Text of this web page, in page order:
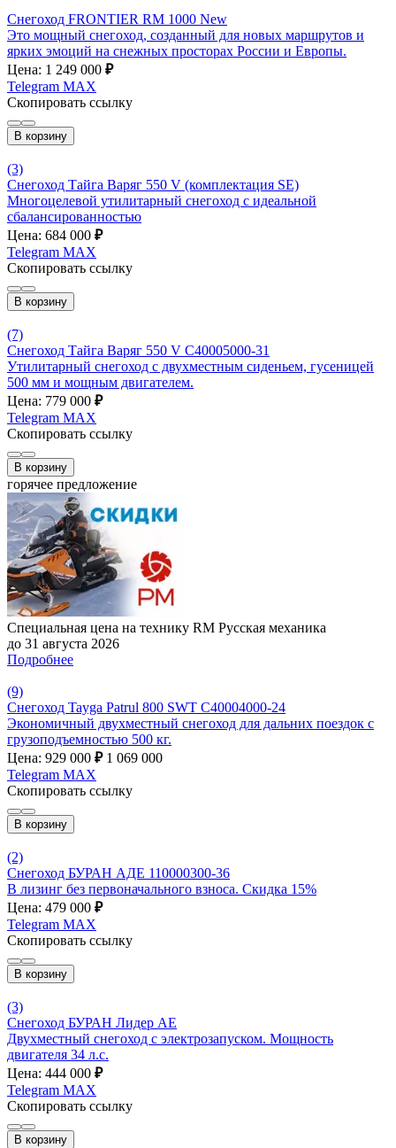
Снегоход FRONTIER RM 1000 New
Это мощный снегоход, созданный для новых маршрутов и
ярких эмоций на снежных просторах России и Европы.
Цена: 1 249 000 ₽
Telegram MAX
Скопировать ссылку
В корзину
(3)
Снегоход Тайга Варяг 550 V (комплектация SE)
Многоцелевой утилитарный снегоход с идеальной
сбалансированностью
Цена: 684 000 ₽
Telegram MAX
Скопировать ссылку
В корзину
(7)
Снегоход Тайга Варяг 550 V С40005000-31
Утилитарный снегоход с двухместным сиденьем, гусеницей
500 мм и мощным двигателем.
Цена: 779 000 ₽
Telegram MAX
Скопировать ссылку
В корзину
горячее предложение
Специальная цена на технику RM Русская механика
до 31 августа 2026
Подробнее
(9)
Снегоход Tayga Patrul 800 SWT C40004000-24
Экономичный двухместный снегоход для дальних поездок с
грузоподъемностью 500 кг.
Цена: 929 000 ₽ 1 069 000
Telegram MAX
Скопировать ссылку
В корзину
(2)
Снегоход БУРАН АДЕ 110000300-36
В лизинг без первоначального взноса. Скидка 15%
Цена: 479 000 ₽
Telegram MAX
Скопировать ссылку
В корзину
(3)
Снегоход БУРАН Лидер АЕ
Двухместный снегоход с электрозапуском. Мощность
двигателя 34 л.с.
Цена: 444 000 ₽
Telegram MAX
Скопировать ссылку
В корзину